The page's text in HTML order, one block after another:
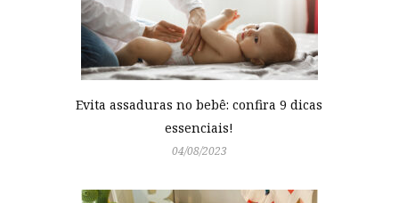
Evita assaduras no bebê: confira 9 dicas
essenciais!
04/08/2023